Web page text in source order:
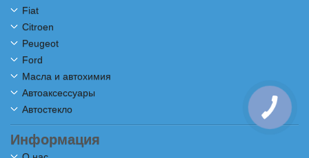
Fiat
Citroen
Peugeot
Ford
Масла и автохимия
Автоаксессуары
Автостекло
Информация